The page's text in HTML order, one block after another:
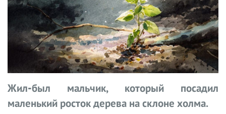
Жил-был мальчик, который посадил
маленький росток дерева на склоне холма.